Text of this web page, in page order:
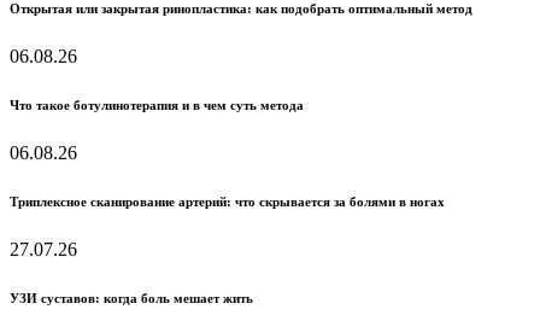
Открытая или закрытая ринопластика: как подобрать оптимальный метод
06.08.26
Что такое ботулинотерапия и в чем суть метода
06.08.26
Триплексное сканирование артерий: что скрывается за болями в ногах
27.07.26
УЗИ суставов: когда боль мешает жить